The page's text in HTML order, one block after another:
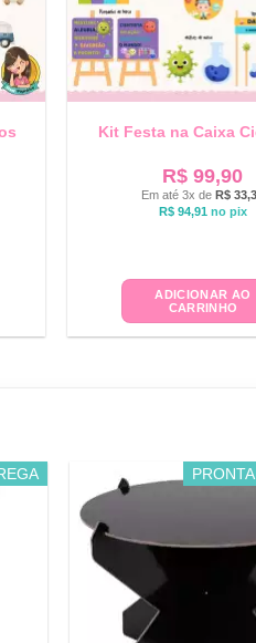
Kit Festa na Caixa
R$ 99,90
Em até 3x de R$
R$94,91 no pix
ADICIONAR AO
CARRINHO